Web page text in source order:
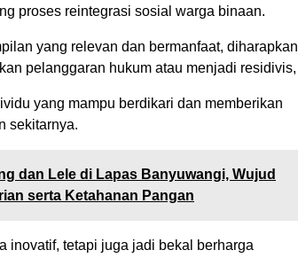
proses reintegrasi sosial warga binaan.
yang relevan dan bermanfaat, diharapkan
pelanggaran hukum atau menjadi residivis,
yang mampu berdikari dan memberikan
sekitarnya.
dan Lele di Lapas Banyuwangi, Wujud
serta Ketahanan Pangan
inovatif, tetapi juga jadi bekal berharga